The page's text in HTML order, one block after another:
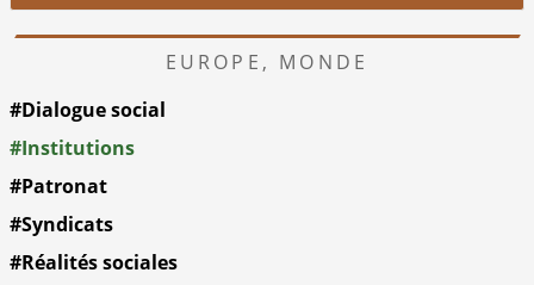
EUROPE, MONDE
#Dialogue social
#Institutions
#Patronat
#Syndicats
#Réalités sociales